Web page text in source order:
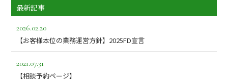
最新記事
2026.02.20
【お客様本位の業務運営方針】2025FD宣言
2021.07.31
【相談予約ページ】